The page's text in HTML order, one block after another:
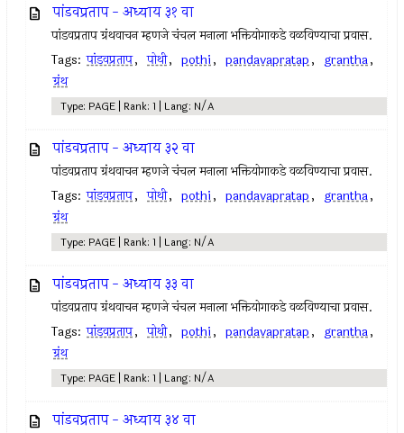
पांडवप्रताप - अध्याय ३१ वा
पांडवप्रताप ग्रंथवाचन म्हणजे चंचल मनाला भक्तियोगाकडे वळविण्याचा प्रवास.
Tags: पांडवप्रताप, पोथी, pothi, pandavapratap, grantha,
ग्रंथ
Type: PAGE | Rank: 1 | Lang: N/A
पांडवप्रताप - अध्याय ३२ वा
पांडवप्रताप ग्रंथवाचन म्हणजे चंचल मनाला भक्तियोगाकडे वळविण्याचा प्रवास.
Tags: पांडवप्रताप, पोथी, pothi, pandavapratap, grantha,
ग्रंथ
Type: PAGE | Rank: 1 | Lang: N/A
पांडवप्रताप - अध्याय ३३ वा
पांडवप्रताप ग्रंथवाचन म्हणजे चंचल मनाला भक्तियोगाकडे वळविण्याचा प्रवास.
Tags: पांडवप्रताप, पोथी, pothi, pandavapratap, grantha,
ग्रंथ
Type: PAGE | Rank: 1 | Lang: N/A
पांडवप्रताप - अध्याय ३४ वा